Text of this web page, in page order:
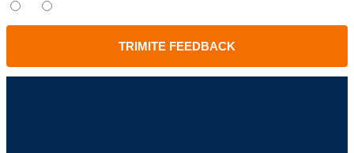
TRIMITE FEEDBACK